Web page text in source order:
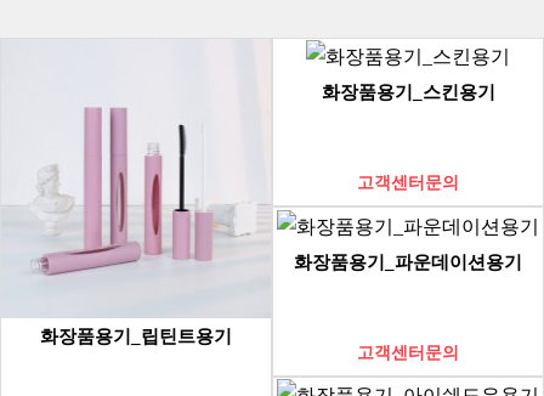
화장품용기_립틴트용기
화장품용기_스킨용기
고객센터문의
화장품용기_파운데이션용기
고객센터문의